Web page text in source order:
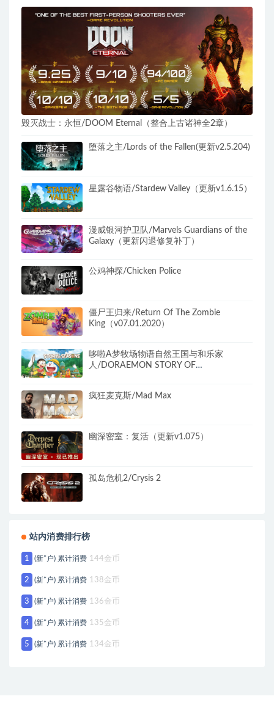
毁灭战士：永恒/DOOM Eternal（整合上古诸神全2章）
堕落之主/Lords of the Fallen(更新v2.5.204)
星露谷物语/Stardew Valley（更新v1.6.15）
漫威银河护卫队/Marvels Guardians of the
Galaxy（更新闪退修复补丁）
公鸡神探/Chicken Police
僵尸王归来/Return Of The Zombie
King（v07.01.2020）
哆啦A梦牧场物语自然王国与和乐家
人/DORAEMON STORY OF
疯狂麦克斯/Mad Max
幽深密室：复活（更新v1.075）
孤岛危机2/Crysis 2
站内消费排行榜
1 (新*户) 累计消费 144金币
2 (新*户) 累计消费 138金币
3 (新*户) 累计消费 136金币
4 (新*户) 累计消费 135金币
5 (新*户) 累计消费 134金币